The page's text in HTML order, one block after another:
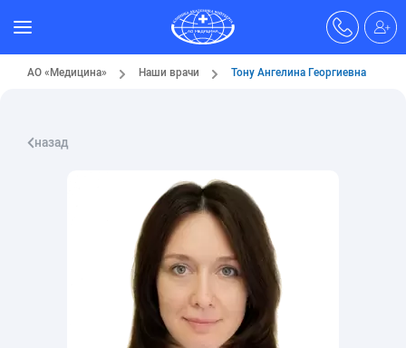
АО «Медицина» Наши врачи Тону Ангелина Георгиевна
назад